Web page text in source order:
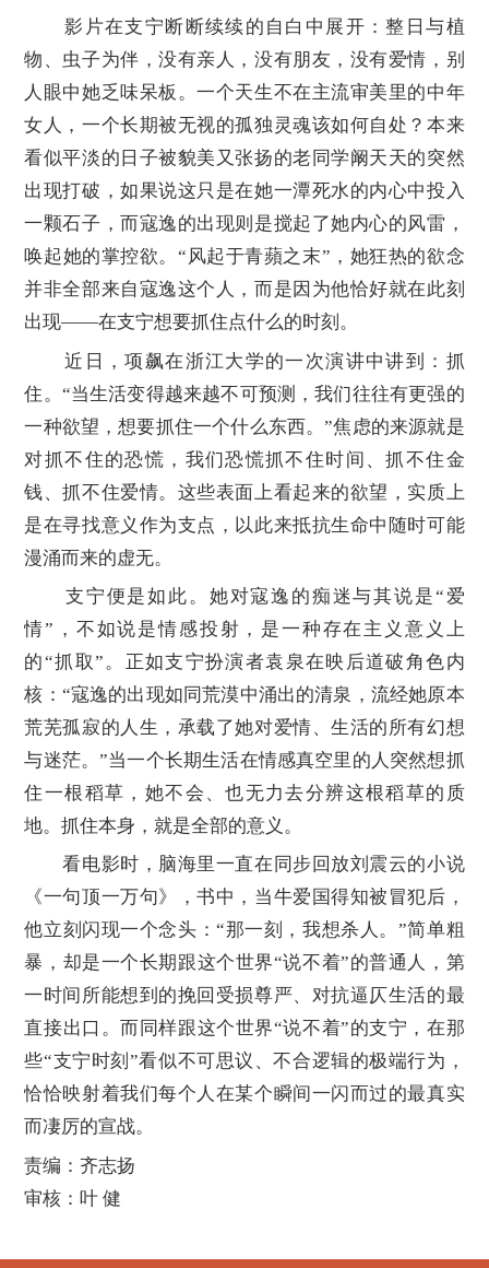
影片在支宁断断续续的自白中展开：整日与植
物、虫子为伴，没有亲人，没有朋友，没有爱情，别
人眼中她乏味呆板。一个天生不在主流审美里的中年
女人，一个长期被无视的孤独灵魂该如何自处？本来
看似平淡的日子被貌美又张扬的老同学阚天天的突然
出现打破，如果说这只是在她一潭死水的内心中投入
一颗石子，而寇逸的出现则是搅起了她内心的风雷，
唤起她的掌控欲。“风起于青蘋之末”，她狂热的欲念
并非全部来自寇逸这个人，而是因为他恰好就在此刻
出现——在支宁想要抓住点什么的时刻。
近日，项飙在浙江大学的一次演讲中讲到：抓
住。“当生活变得越来越不可预测，我们往往有更强的
一种欲望，想要抓住一个什么东西。”焦虑的来源就是
对抓不住的恐慌，我们恐慌抓不住时间、抓不住金
钱、抓不住爱情。这些表面上看起来的欲望，实质上
是在寻找意义作为支点，以此来抵抗生命中随时可能
漫涌而来的虚无。
支宁便是如此。她对寇逸的痴迷与其说是“爱
情”，不如说是情感投射，是一种存在主义意义上
的“抓取”。正如支宁扮演者袁泉在映后道破角色内
核：“寇逸的出现如同荒漠中涌出的清泉，流经她原本
荒芜孤寂的人生，承载了她对爱情、生活的所有幻想
与迷茫。”当一个长期生活在情感真空里的人突然想抓
住一根稻草，她不会、也无力去分辨这根稻草的质
地。抓住本身，就是全部的意义。
看电影时，脑海里一直在同步回放刘震云的小说
《一句顶一万句》，书中，当牛爱国得知被冒犯后，
他立刻闪现一个念头：“那一刻，我想杀人。”简单粗
暴，却是一个长期跟这个世界“说不着”的普通人，第
一时间所能想到的挽回受损尊严、对抗逼仄生活的最
直接出口。而同样跟这个世界“说不着”的支宁，在那
些“支宁时刻”看似不可思议、不合逻辑的极端行为，
恰恰映射着我们每个人在某个瞬间一闪而过的最真实
而凄厉的宣战。
责编：齐志扬
审核：叶 健